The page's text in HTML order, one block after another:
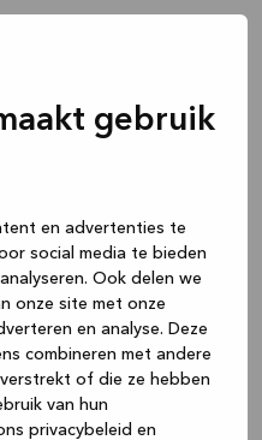
gebruik
en advertenties te
social media te bieden
Ook delen we
onze site met onze
en analyse. Deze
combineren met andere
of die ze hebben
van hun
privacybeleid en